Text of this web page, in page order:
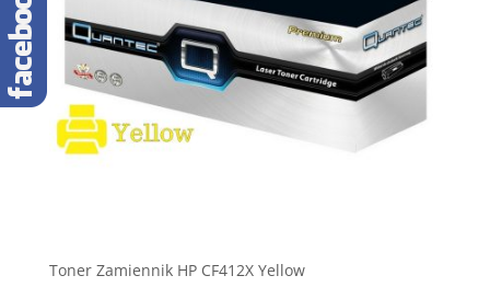
Toner Zamiennik HP CF412X Yellow